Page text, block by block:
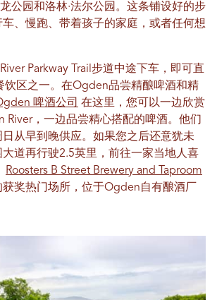
公园和洛林·法尔公园。这条铺设好的步
、慢跑、带着孩子的家庭，或者任何想
Parkway Trail步道中途下车，即可直
饮区之一。在Ogden品尝精酿啤酒和精
啤酒公司 在这里，您可以一边欣赏
River，一边品尝精心搭配的啤酒。他们
从早到晚供应。如果您之后还意犹未
道再行驶2.5英里，前往一家当地人喜
Roosters B Street Brewery and Taproom
奖热门场所，位于Ogden自有酿酒厂